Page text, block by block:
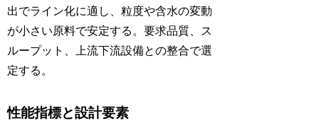
出でライン化に適し、粒度や含水の変動
が小さい原料で安定する。要求品質、ス
ループット、上流下流設備との整合で選
定する。
性能指標と設計要素